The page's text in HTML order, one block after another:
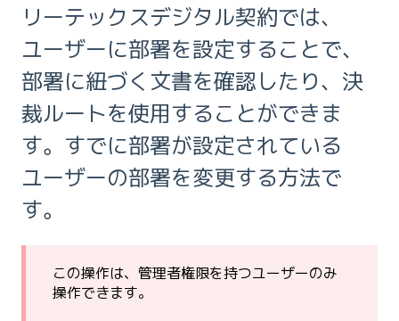
リーテックスデジタル契約では、
ユーザーに部署を設定することで、
部署に紐づく文書を確認したり、決
裁ルートを使用することができま
す。すでに部署が設定されている
ユーザーの部署を変更する方法で
す。
この操作は、管理者権限を持つユーザーのみ
操作できます。